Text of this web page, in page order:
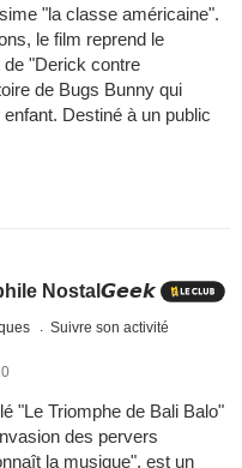
"la classe américaine".
le film reprend le
"Derick contre
de Bugs Bunny qui
Destiné à un public
Nostal𝙂𝙚𝙚𝙠
Suivre son activité
"Le Triomphe de Bali Balo"
des pervers
la musique", est un